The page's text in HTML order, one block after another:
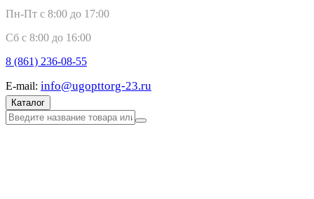
Пн-Пт с 8:00 до 17:00
Сб с 8:00 до 16:00
8 (861) 236-08-55
E-mail: info@ugopttorg-23.ru
Каталог